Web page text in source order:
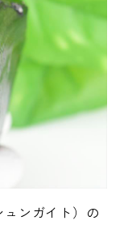
ンガイト）の